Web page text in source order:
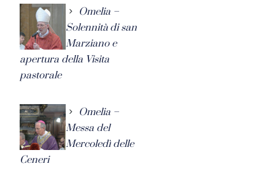
Omelia –
Solennità di san
Marziano e
apertura della Visita
pastorale
Omelia –
Messa del
Mercoledì delle
Ceneri